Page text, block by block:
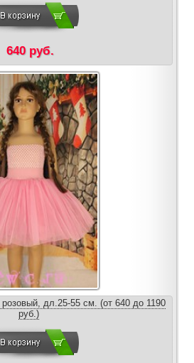
640 руб.
дл.25-55 см. (от 640 до 1190
руб.)